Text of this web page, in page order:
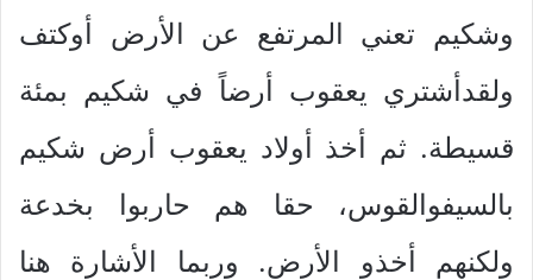
وشكيم تعني المرتفع عن الأرض أوكتف
ولقدأشتري يعقوب أرضاً في شكيم بمئة
قسيطة. ثم أخذ أولاد يعقوب أرض شكيم
بالسيفوالقوس، حقا هم حاربوا بخدعة
ولكنهم أخذو الأرض. وربما الأشارة هنا